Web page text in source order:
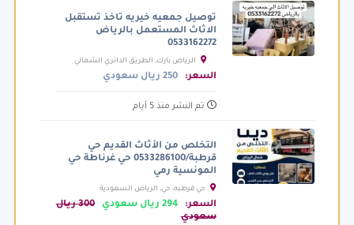
توصيل جمعيه خيريه تاخذ تستقبل
الاثاث المستعمل بالرياض
0533162272
الرياض بارك، الطريق الدائري الشمالي
الفرعي، الرياض السعودية
السعر: 250 ريال سعودي
تم النشر منذ 5 أيام
التخلص من الأثاث القديم حي
قرطبة/0533286100 حي غرناطة حي
المونسية رمي
السعر: 294 ريال سعودي
300 ريال
سعودي